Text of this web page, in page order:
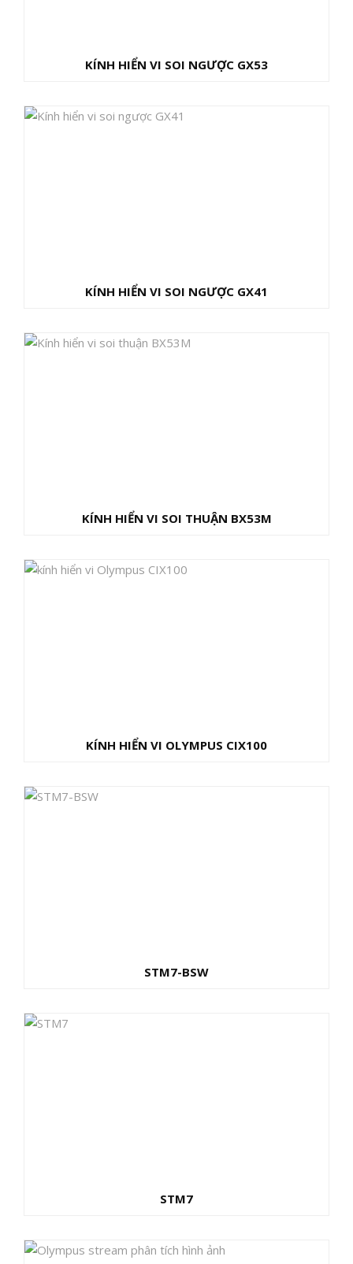
KÍNH HIỂN VI SOI NGƯỢC GX53
KÍNH HIỂN VI SOI NGƯỢC GX41
KÍNH HIỂN VI SOI THUẬN BX53M
KÍNH HIỂN VI OLYMPUS CIX100
STM7-BSW
STM7